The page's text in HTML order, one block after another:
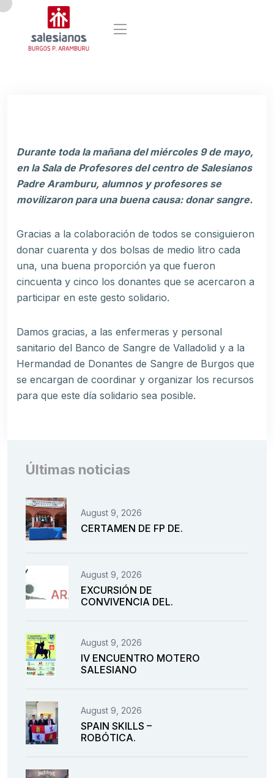
Durante toda la mañana del miércoles 9 de mayo,
en la Sala de Profesores del centro de Salesianos
Padre Aramburu, alumnos y profesores se
movilizaron para una buena causa: donar sangre.
Gracias a la colaboración de todos se consiguieron
donar cuarenta y dos bolsas de medio litro cada
una, una buena proporción ya que fueron
cincuenta y cinco los donantes que se acercaron a
participar en este gesto solidario.
Damos gracias, a las enfermeras y personal
sanitario del Banco de Sangre de Valladolid y a la
Hermandad de Donantes de Sangre de Burgos que
se encargan de coordinar y organizar los recursos
para que este día solidario sea posible.
Últimas noticias
August 9, 2026
CERTAMEN DE FP DE.
August 9, 2026
EXCURSIÓN DE
CONVIVENCIA DEL.
August 9, 2026
IV ENCUENTRO MOTERO
SALESIANO
August 9, 2026
SPAIN SKILLS –
ROBÓTICA.